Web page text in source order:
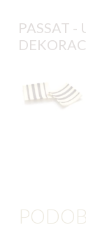
PASSAT -